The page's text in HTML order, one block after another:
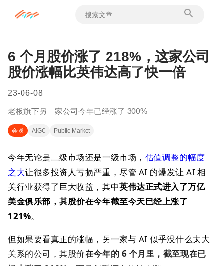
6 个月股价涨了 218%，这家公司
股价涨幅比英伟达高了快一倍
23-06-08
老板旗下另一家公司今年已经涨了 300%
会员 AIGC Public Market
今年无论是二级市场还是一级市场， 估值调整的幅度
之大让很多投资人亏损严重，尽管 AI 的爆发让 AI 相
关行业获得了巨大收益，其中英伟达正式进入了万亿
美金俱乐部，其股价在今年截至今天已经上涨了
121%。
但如果要看真正的涨幅，另一家与 AI 似乎没什么太大
关系的公司，其股价在今年的 6 个月里，截至现在已